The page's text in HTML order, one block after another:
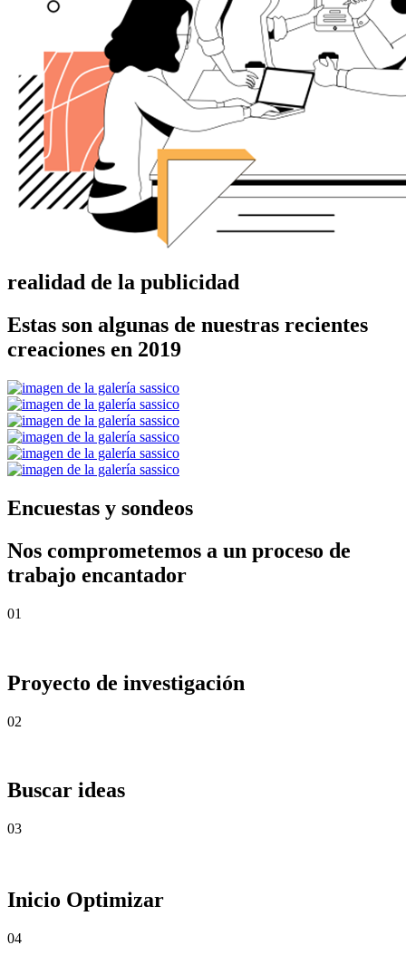
realidad de la publicidad
Estas son algunas de nuestras recientes
creaciones en 2019
Encuestas y sondeos
Nos comprometemos a un proceso de
trabajo encantador
01
Proyecto de investigación
02
Buscar ideas
03
Inicio Optimizar
04